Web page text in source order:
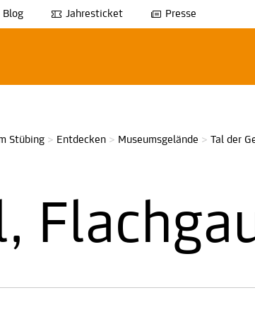
Blog Jahresticket Presse
Stübing > Entdecken > Museumsgelände > Tal der